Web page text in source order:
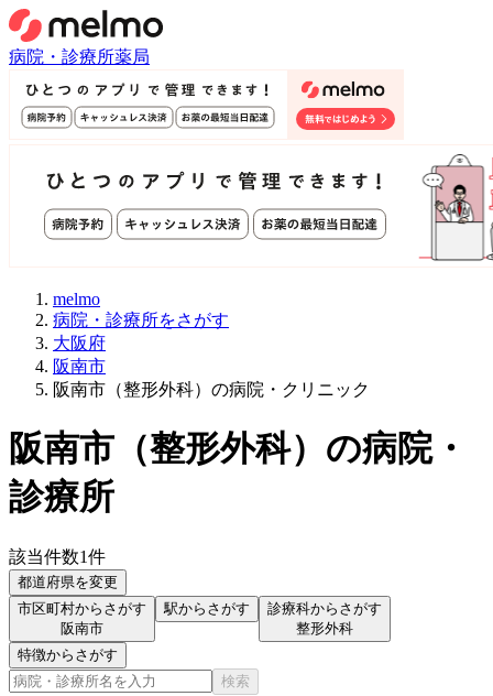
病院・診療所薬局
melmo
病院・診療所をさがす
大阪府
阪南市
阪南市（整形外科）の病院・クリニック
阪南市 （整形外科） の病院・
診療所
該当件数1件
都道府県を変更
市区町村からさがす
阪南市
駅からさがす
診療科からさがす
整形外科
特徴からさがす
検索